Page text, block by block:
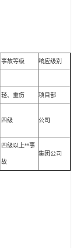
事故等级 响应级别
轻、重伤 项目部
四级 公司
四级以上**事
故
集团公司